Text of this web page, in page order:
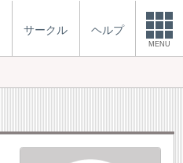
サークル ヘルプ
MENU